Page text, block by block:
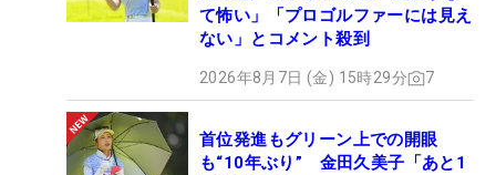
て怖い」「プロゴルファーには見え
ない」とコメント殺到
2026年8月7日 (金) 15時29分 7
首位発進もグリーン上での開眼
も“10年ぶり” 金田久美子「あと1